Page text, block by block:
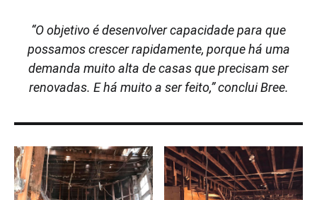
“O objetivo é desenvolver capacidade para que
possamos crescer rapidamente, porque há uma
demanda muito alta de casas que precisam ser
renovadas. E há muito a ser feito,” conclui Bree.